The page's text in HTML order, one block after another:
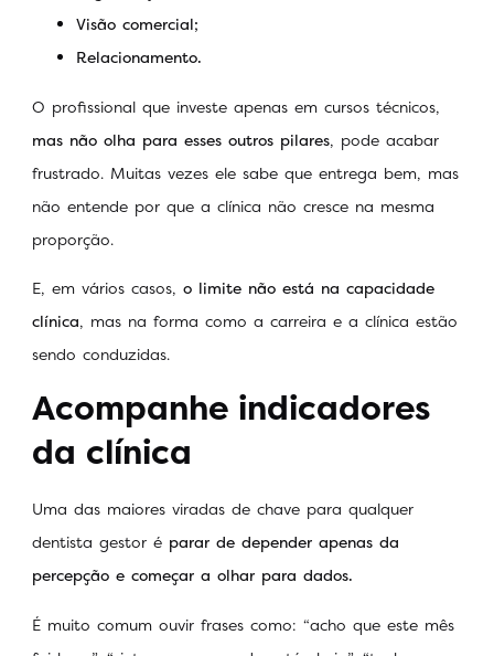
Visão comercial;
Relacionamento.
O profissional que investe apenas em cursos técnicos,
mas não olha para esses outros pilares, pode acabar
frustrado. Muitas vezes ele sabe que entrega bem, mas
não entende por que a clínica não cresce na mesma
proporção.
E, em vários casos, o limite não está na capacidade
clínica, mas na forma como a carreira e a clínica estão
sendo conduzidas.
Acompanhe indicadores
da clínica
Uma das maiores viradas de chave para qualquer
dentista gestor é parar de depender apenas da
percepção e começar a olhar para dados.
É muito comum ouvir frases como: “acho que este mês